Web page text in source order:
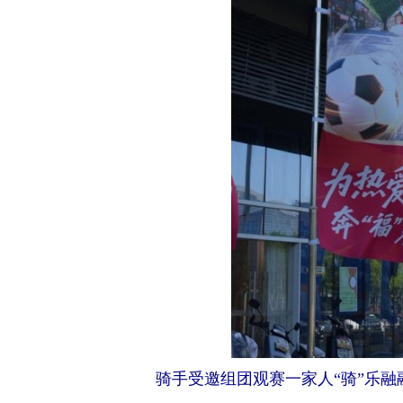
骑手受邀组团观赛一家人“骑”乐融